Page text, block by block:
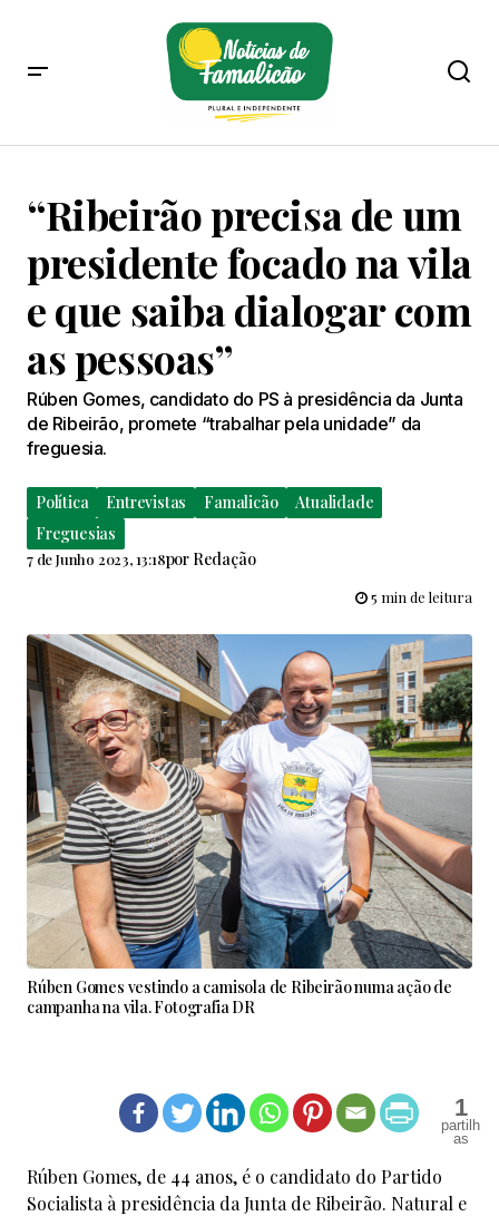
“Ribeirão precisa de um
presidente focado na vila
e que saiba dialogar com
as pessoas”
Rúben Gomes, candidato do PS à presidência da Junta
de Ribeirão, promete “trabalhar pela unidade” da
freguesia.
Política Entrevistas Famalicão
Atualidade
Freguesias
7 de Junho 2023, 13:18por Redação
5 min de leitura
Rúben Gomes vestindo a camisola de Ribeirão numa ação de
campanha na vila. Fotografia DR
1
Rúben Gomes, de 44 anos, é o candidato do Partido
Socialista à presidência da Junta de Ribeirão. Natural e